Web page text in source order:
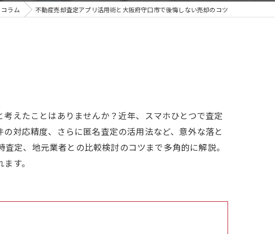
コラム 不動産売却査定アプリ活用術と大阪府守口市で後悔しない売却のコツ
えたことはありませんか？近年、スマホひとつで査定
対応精度、さらに匿名査定の活用法など、意外な落と
定、地元業者との比較検討のコツまで多角的に解説。
す。